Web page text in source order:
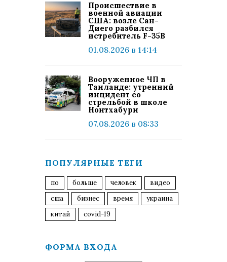
Происшествие в
военной авиации
США: возле Сан-
Диего разбился
истребитель F-35B
01.08.2026 в 14:14
Вооруженное ЧП в
Таиланде: утренний
инцидент со
стрельбой в школе
Нонтхабури
07.08.2026 в 08:33
ПОПУЛЯРНЫЕ ТЕГИ
по больше человек
видео
сша
бизнес время
украина
китай
covid-19
ФОРМА ВХОДА